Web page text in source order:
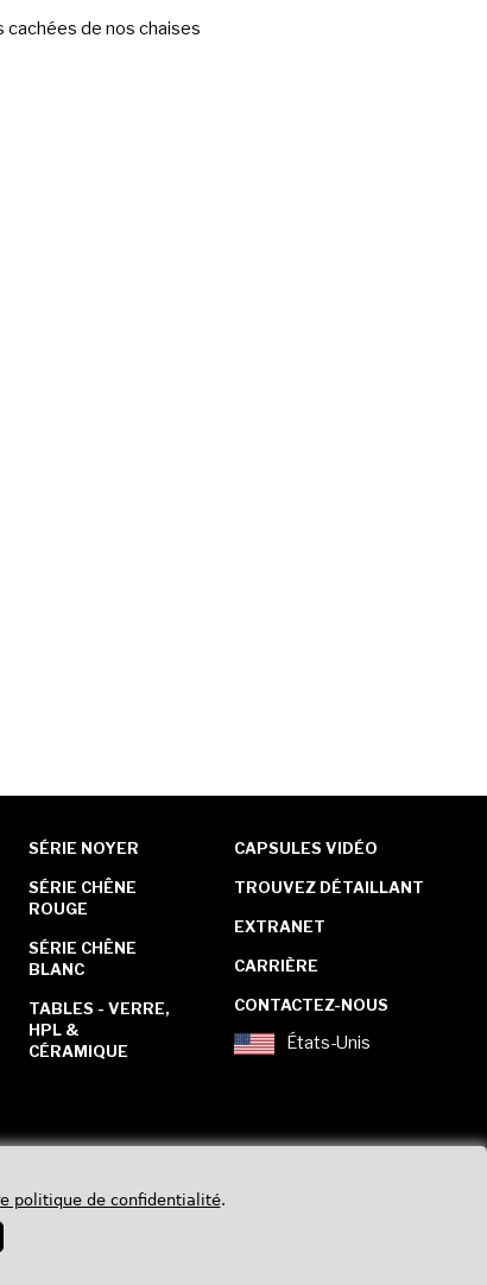
cachées de nos chaises
SÉRIE NOYER
SÉRIE CHÊNE
ROUGE
SÉRIE CHÊNE
BLANC
TABLES - VERRE,
HPL &
CÉRAMIQUE
CAPSULES VIDÉO
TROUVEZ DÉTAILLANT
EXTRANET
CARRIÈRE
CONTACTEZ-NOUS
États-Unis
politique de confidentialité.